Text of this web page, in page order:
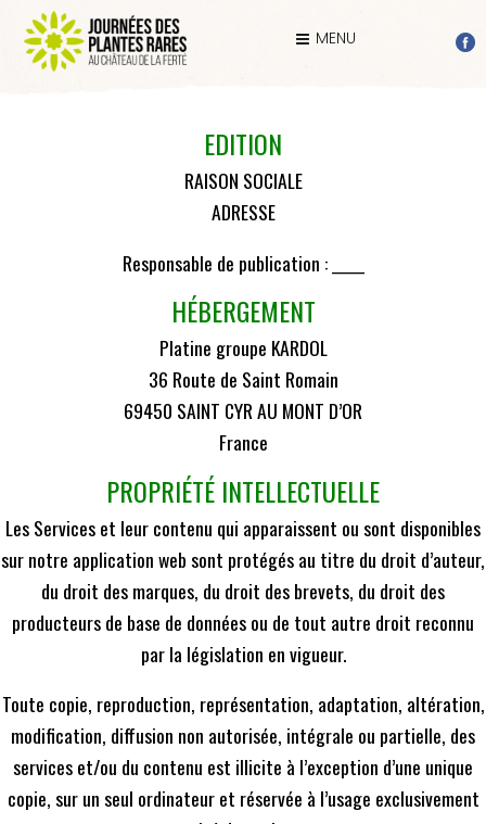
MENU
EDITION
RAISON SOCIALE
ADRESSE
Responsable de publication : _____
HÉBERGEMENT
Platine groupe KARDOL
36 Route de Saint Romain
69450 SAINT CYR AU MONT D’OR
France
PROPRIÉTÉ INTELLECTUELLE
Les Services et leur contenu qui apparaissent ou sont disponibles
sur notre application web sont protégés au titre du droit d’auteur,
du droit des marques, du droit des brevets, du droit des
producteurs de base de données ou de tout autre droit reconnu
par la législation en vigueur.
Toute copie, reproduction, représentation, adaptation, altération,
modification, diffusion non autorisée, intégrale ou partielle, des
services et/ou du contenu est illicite à l’exception d’une unique
copie, sur un seul ordinateur et réservée à l’usage exclusivement